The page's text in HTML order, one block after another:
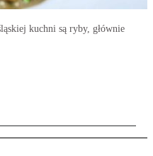
kuchni są ryby, głównie